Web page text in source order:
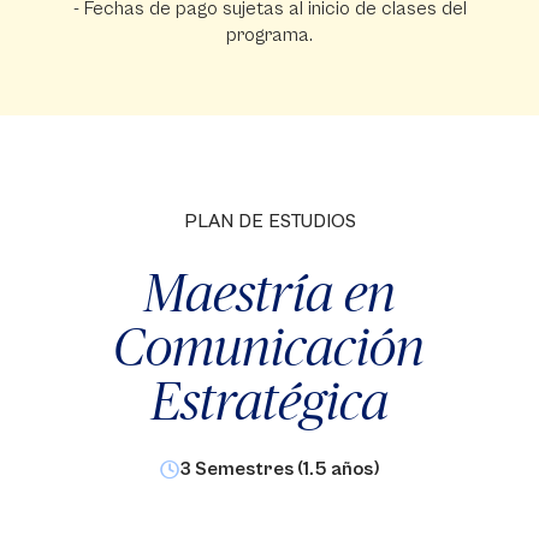
- Fechas de pago sujetas al inicio de clases del
programa.
PLAN DE ESTUDIOS
Maestría en
Comunicación
Estratégica
3 Semestres (1.5 años)